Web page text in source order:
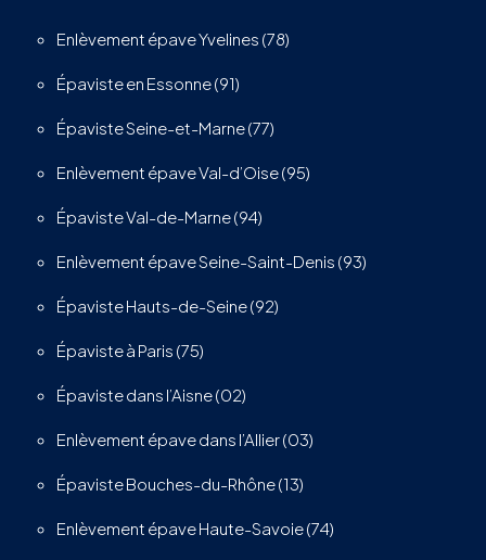
Enlèvement épave Yvelines (78)
Épaviste en Essonne (91)
Épaviste Seine-et-Marne (77)
Enlèvement épave Val-d’Oise (95)
Épaviste Val-de-Marne (94)
Enlèvement épave Seine-Saint-Denis (93)
Épaviste Hauts-de-Seine (92)
Épaviste à Paris (75)
Épaviste dans l’Aisne (02)
Enlèvement épave dans l’Allier (03)
Épaviste Bouches-du-Rhône (13)
Enlèvement épave Haute-Savoie (74)